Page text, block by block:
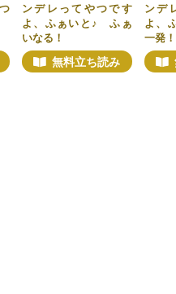
ンデレってやつです
よ、ふぁいと♪ ふぁ
いなる！
無料立ち読み
ンデ
よ、
一発！